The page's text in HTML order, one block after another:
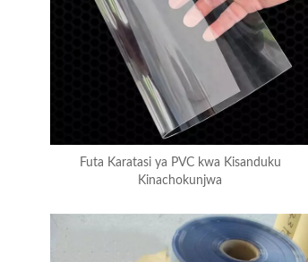
Futa Karatasi ya PVC kwa Kisanduku
Kinachokunjwa